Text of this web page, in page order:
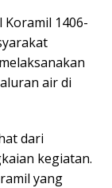
1406-
air di
dari
kegiatan.
yang